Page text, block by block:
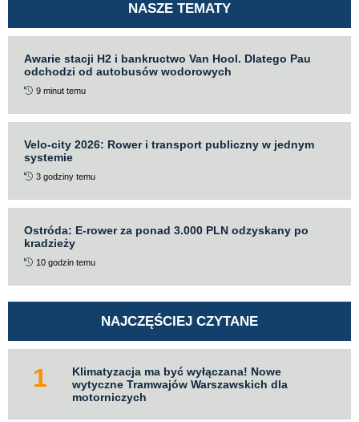
NASZE TEMATY
Awarie stacji H2 i bankructwo Van Hool. Dlatego Pau
odchodzi od autobusów wodorowych
9 minut temu
Velo-city 2026: Rower i transport publiczny w jednym
systemie
3 godziny temu
Ostróda: E-rower za ponad 3.000 PLN odzyskany po
kradzieży
10 godzin temu
NAJCZĘŚCIEJ CZYTANE
Klimatyzacja ma być wyłączana! Nowe
wytyczne Tramwajów Warszawskich dla
motorniczych